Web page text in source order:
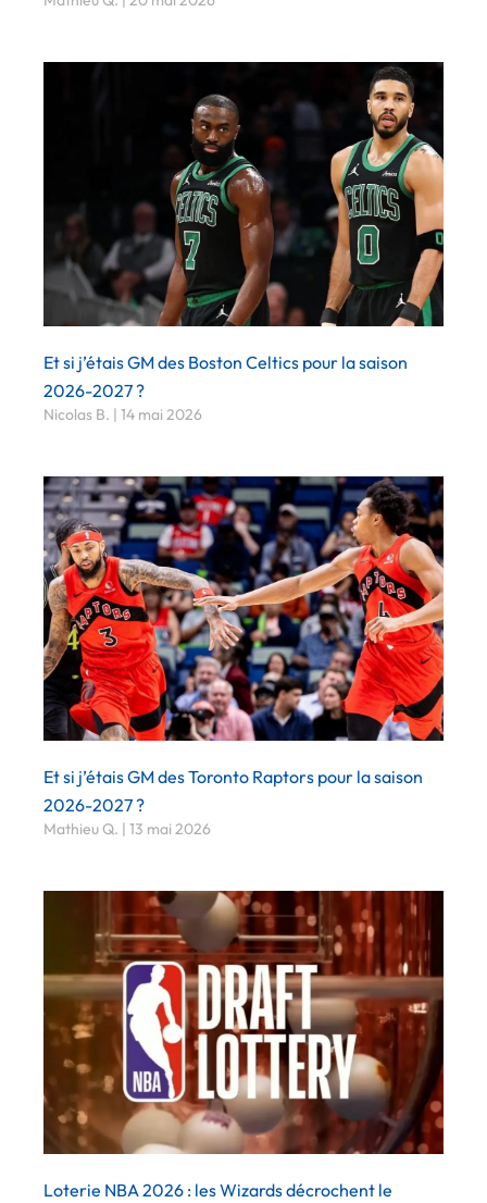
Et si j’étais GM des Boston Celtics pour la saison
2026-2027 ?
Nicolas B. 14 mai 2026
Et si j’étais GM des Toronto Raptors pour la saison
2026-2027 ?
Mathieu Q. 13 mai 2026
Loterie NBA 2026 : les Wizards décrochent le